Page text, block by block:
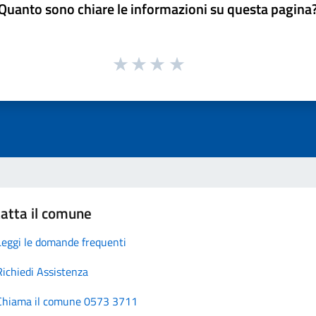
sono chiare le informazioni su questa
il comune
le domande frequenti
Assistenza
il comune 0573 3711